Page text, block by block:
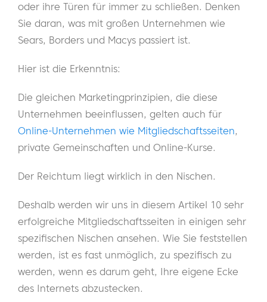
oder ihre Türen für immer zu schließen. Denken
Sie daran, was mit großen Unternehmen wie
Sears, Borders und Macys passiert ist.
Hier ist die Erkenntnis:
Die gleichen Marketingprinzipien, die diese
Unternehmen beeinflussen, gelten auch für
Online-Unternehmen wie Mitgliedschaftsseiten,
private Gemeinschaften und Online-Kurse.
Der Reichtum liegt wirklich in den Nischen.
Deshalb werden wir uns in diesem Artikel 10 sehr
erfolgreiche Mitgliedschaftsseiten in einigen sehr
spezifischen Nischen ansehen. Wie Sie feststellen
werden, ist es fast unmöglich, zu spezifisch zu
werden, wenn es darum geht, Ihre eigene Ecke
des Internets abzustecken.